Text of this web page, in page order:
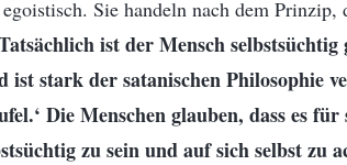
Sie handeln nach dem Prinzip,
ist der Mensch
ist stark der satanischen Philosophie
Die Menschen glauben, dass es
zu sein und auf sich selbst zu